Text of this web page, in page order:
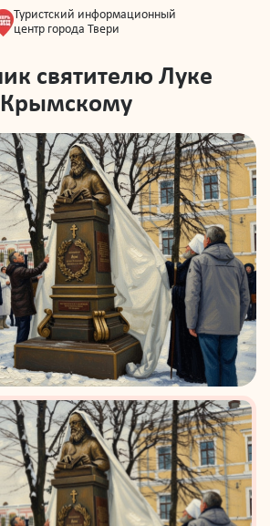
Туристский информационный
центр города Твери
святителю Луке
Крымскому